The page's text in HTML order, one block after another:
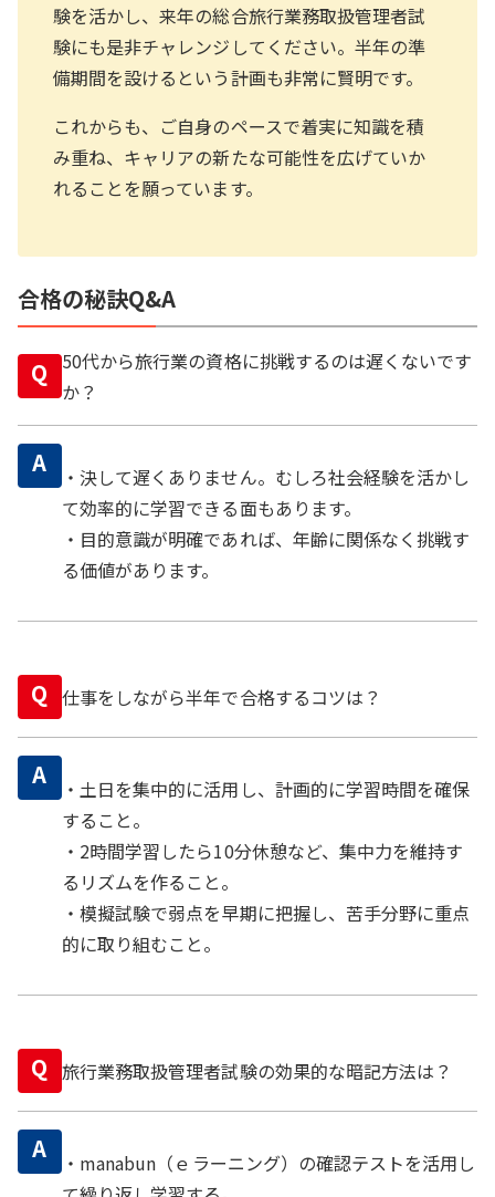
験を活かし、来年の総合旅行業務取扱管理者試
験にも是非チャレンジしてください。半年の準
備期間を設けるという計画も非常に賢明です。
これからも、ご自身のペースで着実に知識を積
み重ね、キャリアの新たな可能性を広げていか
れることを願っています。
合格の秘訣Q&A
Q
50代から旅行業の資格に挑戦するのは遅くないです
か？
A
・決して遅くありません。むしろ社会経験を活かし
て効率的に学習できる面もあります。
・目的意識が明確であれば、年齢に関係なく挑戦す
る価値があります。
Q 仕事をしながら半年で合格するコツは？
A
・土日を集中的に活用し、計画的に学習時間を確保
すること。
・2時間学習したら10分休憩など、集中力を維持す
るリズムを作ること。
・模擬試験で弱点を早期に把握し、苦手分野に重点
的に取り組むこと。
Q 旅行業務取扱管理者試験の効果的な暗記方法は？
A
・manabun（ｅラーニング）の確認テストを活用し